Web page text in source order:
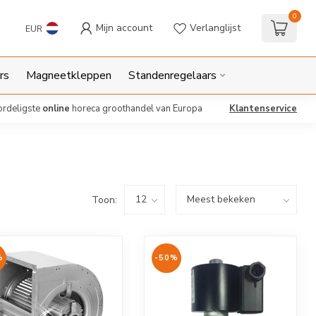
EUR Mijn account Verlanglijst
0
Magneetkleppen Standenregelaars
online horeca groothandel van Europa Klantenservice
Toon:
-50%